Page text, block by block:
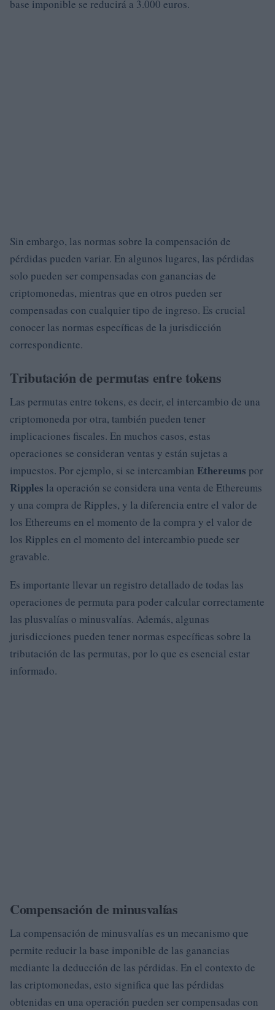
base imponible se reducirá a 3.000 euros.
Sin embargo, las normas sobre la compensación de
pérdidas pueden variar. En algunos lugares, las pérdidas
solo pueden ser compensadas con ganancias de
criptomonedas, mientras que en otros pueden ser
compensadas con cualquier tipo de ingreso. Es crucial
conocer las normas específicas de la jurisdicción
correspondiente.
Tributación de permutas entre tokens
Las permutas entre tokens, es decir, el intercambio de una
criptomoneda por otra, también pueden tener
implicaciones fiscales. En muchos casos, estas
operaciones se consideran ventas y están sujetas a
impuestos. Por ejemplo, si se intercambian Ethereums por
Ripples la operación se considera una venta de Ethereums
y una compra de Ripples, y la diferencia entre el valor de
los Ethereums en el momento de la compra y el valor de
los Ripples en el momento del intercambio puede ser
gravable.
Es importante llevar un registro detallado de todas las
operaciones de permuta para poder calcular correctamente
las plusvalías o minusvalías. Además, algunas
jurisdicciones pueden tener normas específicas sobre la
tributación de las permutas, por lo que es esencial estar
informado.
Compensación de minusvalías
La compensación de minusvalías es un mecanismo que
permite reducir la base imponible de las ganancias
mediante la deducción de las pérdidas. En el contexto de
las criptomonedas, esto significa que las pérdidas
obtenidas en una operación pueden ser compensadas con